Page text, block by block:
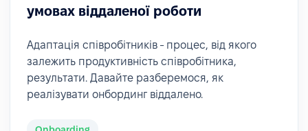
умовах віддаленої роботи
Адаптація співробітників - процес, від якого
залежить продуктивність співробітника,
результати. Давайте разберемося, як
реалізувати онбординг віддалено.